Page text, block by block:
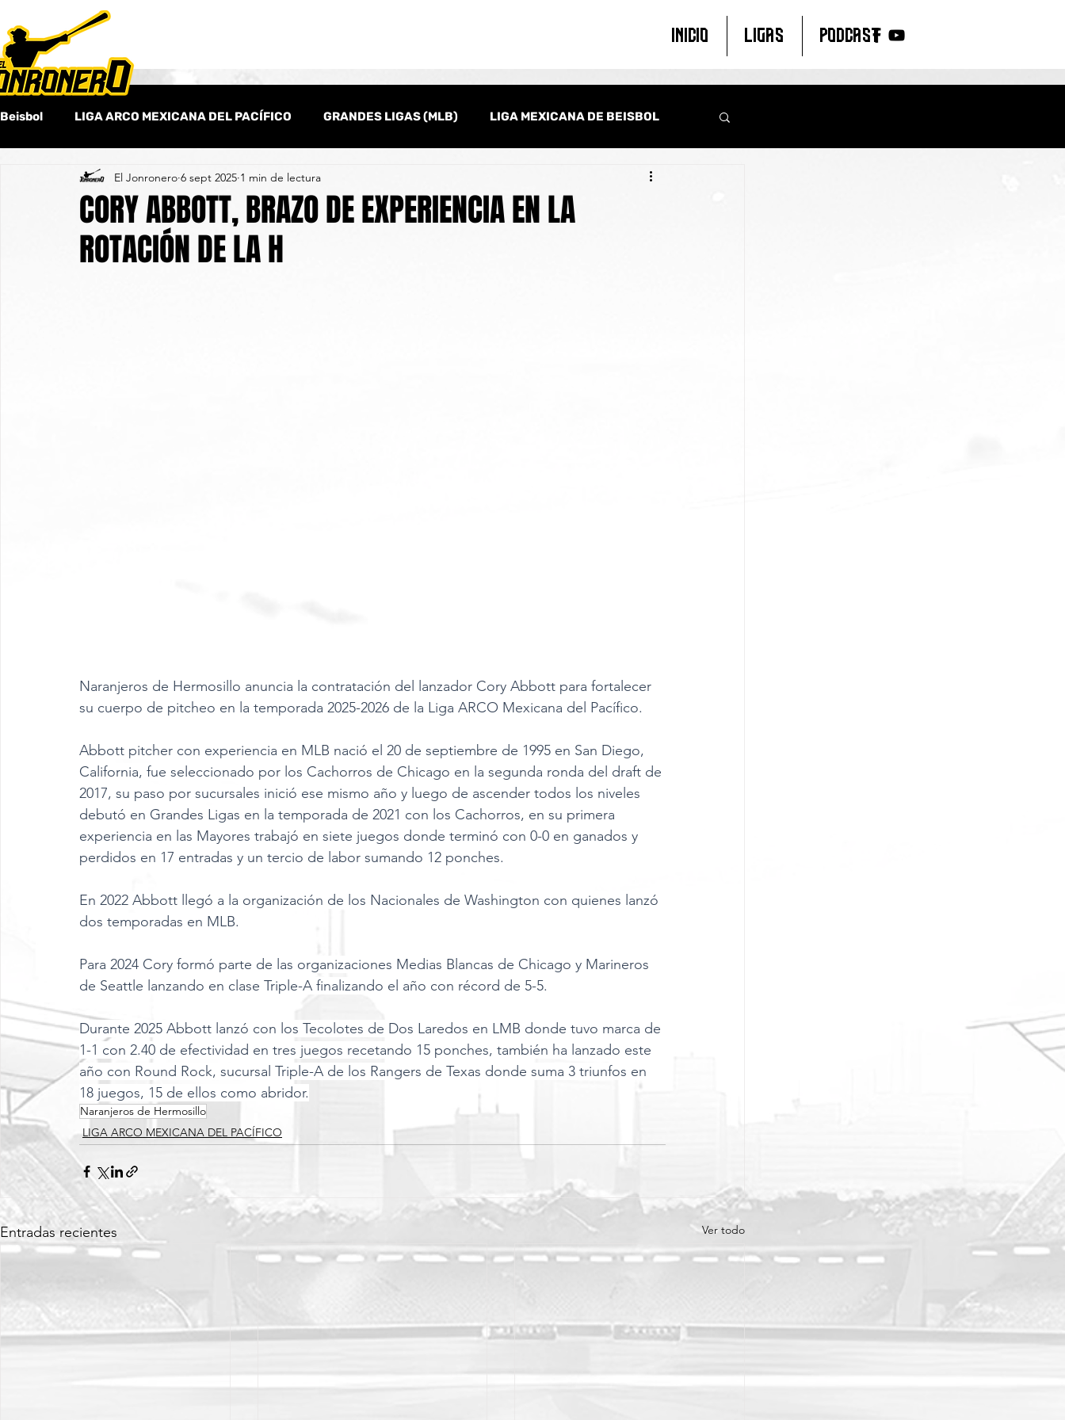
INICIO LIGAS PODCAST
Beisbol LIGA ARCO MEXICANA DEL PACÍFICO GRANDES LIGAS (MLB) LIGA MEXICANA DE BEISBOL
Beisbol Amateur Columnas Beisbol Internacional Clásico Mundial de Beisbol
CORY ABBOTT, BRAZO DE EXPERIENCIA EN LA
ROTACIÓN DE LA H
El Jonronero 6 sept 2025 1 min de lectura
Naranjeros de Hermosillo anuncia la contratación del lanzador Cory Abbott para fortalecer
su cuerpo de pitcheo en la temporada 2025-2026 de la Liga ARCO Mexicana del Pacífico.
Abbott pitcher con experiencia en MLB nació el 20 de septiembre de 1995 en San Diego,
California, fue seleccionado por los Cachorros de Chicago en la segunda ronda del draft de
2017, su paso por sucursales inició ese mismo año y luego de ascender todos los niveles
debutó en Grandes Ligas en la temporada de 2021 con los Cachorros, en su primera
experiencia en las Mayores trabajó en siete juegos donde terminó con 0-0 en ganados y
perdidos en 17 entradas y un tercio de labor sumando 12 ponches.
En 2022 Abbott llegó a la organización de los Nacionales de Washington con quienes lanzó
dos temporadas en MLB.
Para 2024 Cory formó parte de las organizaciones Medias Blancas de Chicago y Marineros
de Seattle lanzando en clase Triple-A finalizando el año con récord de 5-5.
Durante 2025 Abbott lanzó con los Tecolotes de Dos Laredos en LMB donde tuvo marca de
1-1 con 2.40 de efectividad en tres juegos recetando 15 ponches, también ha lanzado este
año con Round Rock, sucursal Triple-A de los Rangers de Texas donde suma 3 triunfos en
18 juegos, 15 de ellos como abridor.
Naranjeros de Hermosillo
LIGA ARCO MEXICANA DEL PACÍFICO
Entradas recientes Ver todo